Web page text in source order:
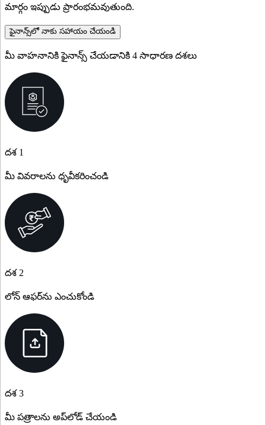
మార్గం ఇప్పుడు ప్రారంభమవుతుంది.
ఫైనాన్స్‌లో నాకు సహాయం చేయండి
మీ వాహనానికి ఫైనాన్స్ చేయడానికి 4 సాధారణ దశలు
దశ 1
మీ వివరాలను ధృవీకరించండి
దశ 2
లోన్ ఆఫర్‌ను ఎంచుకోండి
దశ 3
మీ పత్రాలను అప్‌లోడ్ చేయండి